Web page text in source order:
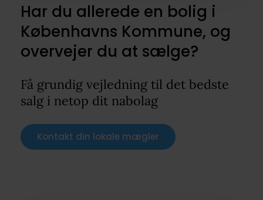
Har du allerede en bolig i
Københavns Kommune, og
overvejer du at sælge?
Få grundig vejledning til det bedste
salg i netop dit nabolag
Kontakt din lokale mægler